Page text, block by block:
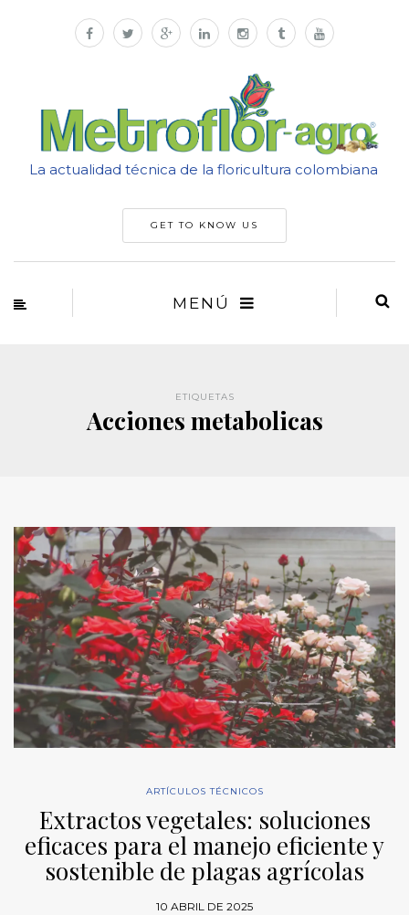
La actualidad técnica de la floricultura colombiana
GET TO KNOW US
MENÚ
ETIQUETAS
Acciones metabolicas
ARTÍCULOS TÉCNICOS
Extractos vegetales: soluciones
eficaces para el manejo eficiente y
sostenible de plagas agrícolas
10 ABRIL DE 2025